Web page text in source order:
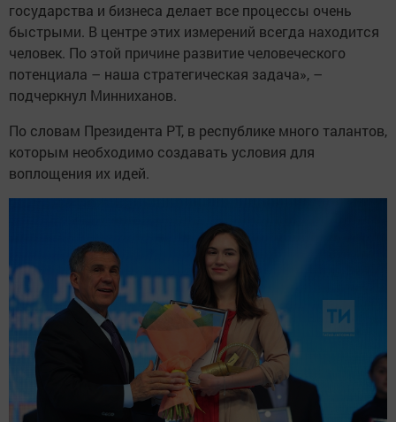
государства и бизнеса делает все процессы очень
быстрыми. В центре этих измерений всегда находится
человек. По этой причине развитие человеческого
потенциала – наша стратегическая задача», –
подчеркнул Минниханов.
По словам Президента РТ, в республике много талантов,
которым необходимо создавать условия для
воплощения их идей.